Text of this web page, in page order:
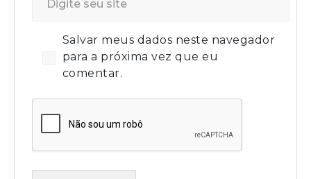
Salvar meus dados neste navegador
para a próxima vez que eu
comentar.